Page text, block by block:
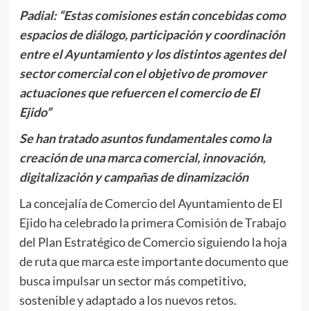
Padial: “Estas comisiones están concebidas como
espacios de diálogo, participación y coordinación
entre el Ayuntamiento y los distintos agentes del
sector comercial con el objetivo de promover
actuaciones que refuercen el comercio de El
Ejido”
Se han tratado asuntos fundamentales como la
creación de una marca comercial, innovación,
digitalización y campañas de dinamización
La concejalía de Comercio del Ayuntamiento de El
Ejido ha celebrado la primera Comisión de Trabajo
del Plan Estratégico de Comercio siguiendo la hoja
de ruta que marca este importante documento que
busca impulsar un sector más competitivo,
sostenible y adaptado a los nuevos retos.